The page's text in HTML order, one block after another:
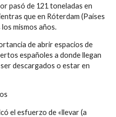
pasó de 121 toneladas en
que en Róterdam (Países
mismos años.
de abrir espacios de
españoles a donde llegan
descargados o estar en
el esfuerzo de «llevar (a